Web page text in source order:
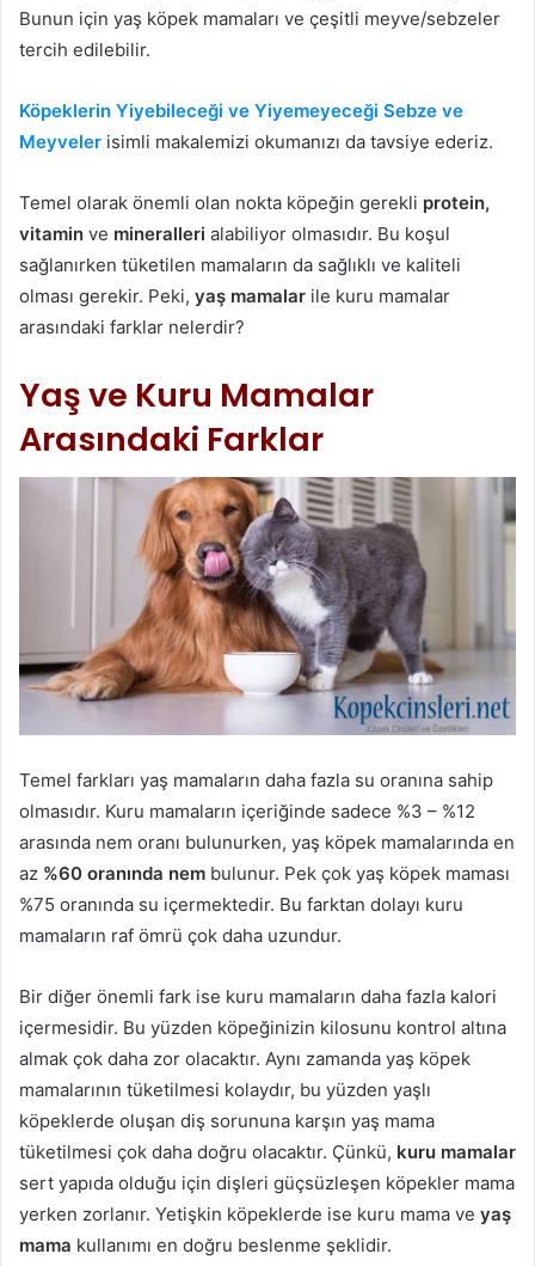
Bunun için yaş köpek mamaları ve çeşitli meyve/sebzeler
tercih edilebilir.
Köpeklerin Yiyebileceği ve Yiyemeyeceği Sebze ve
Meyveler isimli makalemizi okumanızı da tavsiye ederiz.
Temel olarak önemli olan nokta köpeğin gerekli protein,
vitamin ve mineralleri alabiliyor olmasıdır. Bu koşul
sağlanırken tüketilen mamaların da sağlıklı ve kaliteli
olması gerekir. Peki, yaş mamalar ile kuru mamalar
arasındaki farklar nelerdir?
Yaş ve Kuru Mamalar
Arasındaki Farklar
Temel farkları yaş mamaların daha fazla su oranına sahip
olmasıdır. Kuru mamaların içeriğinde sadece %3 – %12
arasında nem oranı bulunurken, yaş köpek mamalarında en
az %60 oranında nem bulunur. Pek çok yaş köpek maması
%75 oranında su içermektedir. Bu farktan dolayı kuru
mamaların raf ömrü çok daha uzundur.
Bir diğer önemli fark ise kuru mamaların daha fazla kalori
içermesidir. Bu yüzden köpeğinizin kilosunu kontrol altına
almak çok daha zor olacaktır. Aynı zamanda yaş köpek
mamalarının tüketilmesi kolaydır, bu yüzden yaşlı
köpeklerde oluşan diş sorununa karşın yaş mama
tüketilmesi çok daha doğru olacaktır. Çünkü, kuru mamalar
sert yapıda olduğu için dişleri güçsüzleşen köpekler mama
yerken zorlanır. Yetişkin köpeklerde ise kuru mama ve yaş
mama kullanımı en doğru beslenme şeklidir.